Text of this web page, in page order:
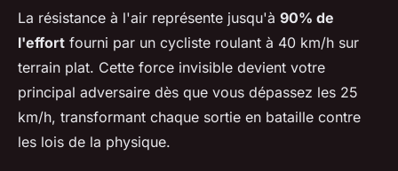
La résistance à l'air représente jusqu'à 90% de
l'effort fourni par un cycliste roulant à 40 km/h sur
terrain plat. Cette force invisible devient votre
principal adversaire dès que vous dépassez les 25
km/h, transformant chaque sortie en bataille contre
les lois de la physique.